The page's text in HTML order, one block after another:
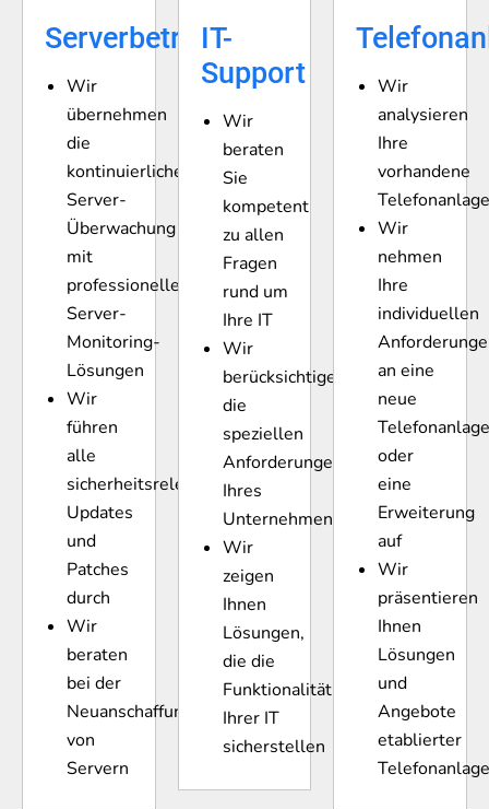
Serverbetreuung
Wir
übernehmen
die
kontinuierliche
Server-
Überwachung
mit
professionellen
Server-
Monitoring-
Lösungen
Wir
führen
alle
sicherheitsrelevanten
Updates
und
Patches
durch
Wir
beraten
bei der
Neuanschaffung
von
Servern
IT-
Support
Wir
beraten
Sie
kompetent
zu allen
Fragen
rund um
Ihre IT
Wir
berücksichtigen
die
speziellen
Anforderungen
Ihres
Unternehmens
Wir
zeigen
Ihnen
Lösungen,
die die
Funktionalität
Ihrer IT
sicherstellen
Wir
analysieren
Ihre
vorhandene
Wir
nehmen
Ihre
individuellen
an eine
neue
oder
eine
Erweiterung
auf
Wir
präsentieren
Ihnen
Lösungen
und
Angebote
etablierter